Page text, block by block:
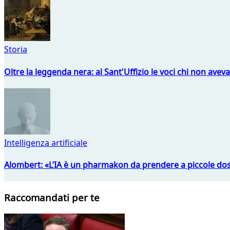
Storia
Oltre la leggenda nera: al Sant'Uffizio le voci chi non
Intelligenza artificiale
Alombert: «L’IA è un pharmakon da prendere a piccole
Raccomandati per te